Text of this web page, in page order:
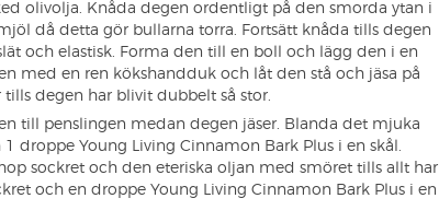
olivolja. Knåda degen ordentligt på den smorda ytan i
då detta gör bullarna torra. Fortsätt knåda tills degen
och elastisk. Forma den till en boll och lägg den i en
med en ren kökshandduk och låt den stå och jäsa på
degen har blivit dubbelt så stor.
till penslingen medan degen jäser. Blanda det mjuka
droppe Young Living Cinnamon Bark Plus i en skål.
sockret och den eteriska oljan med smöret tills allt har
och en droppe Young Living Cinnamon Bark Plus i en